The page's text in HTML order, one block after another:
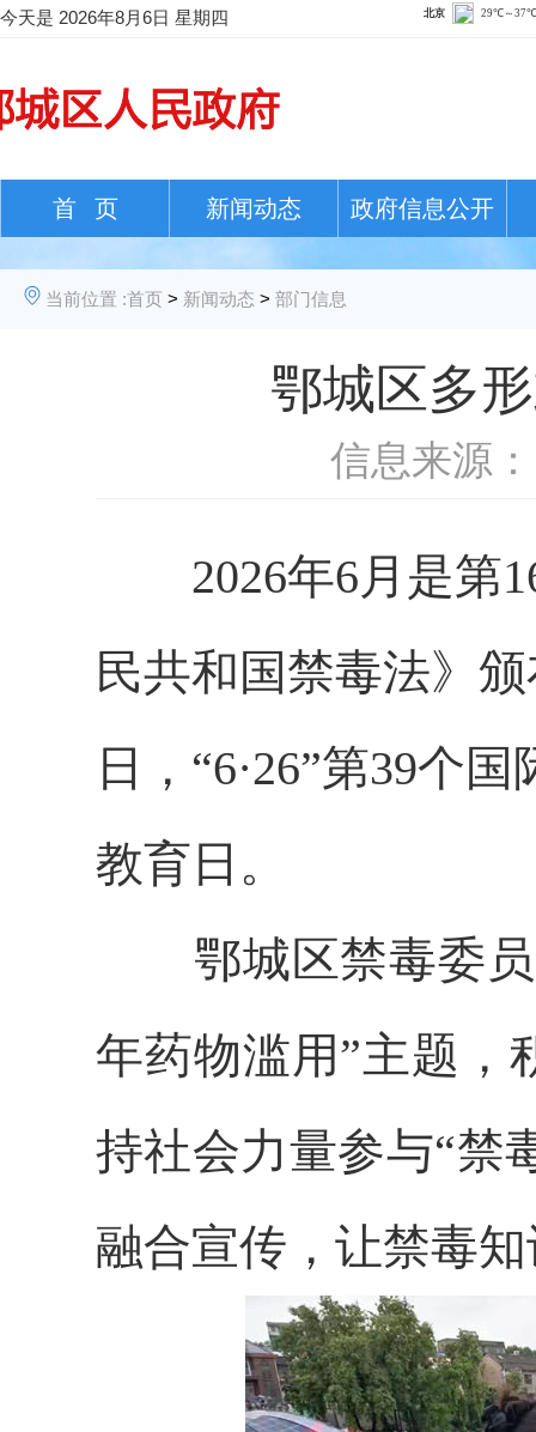
今天是 2026年8月6日 星期四
首 页 新闻动态 政府信息公开
当前位置 :首页 > 新闻动态 > 部门信息
鄂城区多
信息来源
2026年6月是第
民共和国禁毒法》
日，“6·26”第39个
教育日。
鄂城区禁毒委
年药物滥用”主题，
持社会力量参与“禁
融合宣传，让禁毒